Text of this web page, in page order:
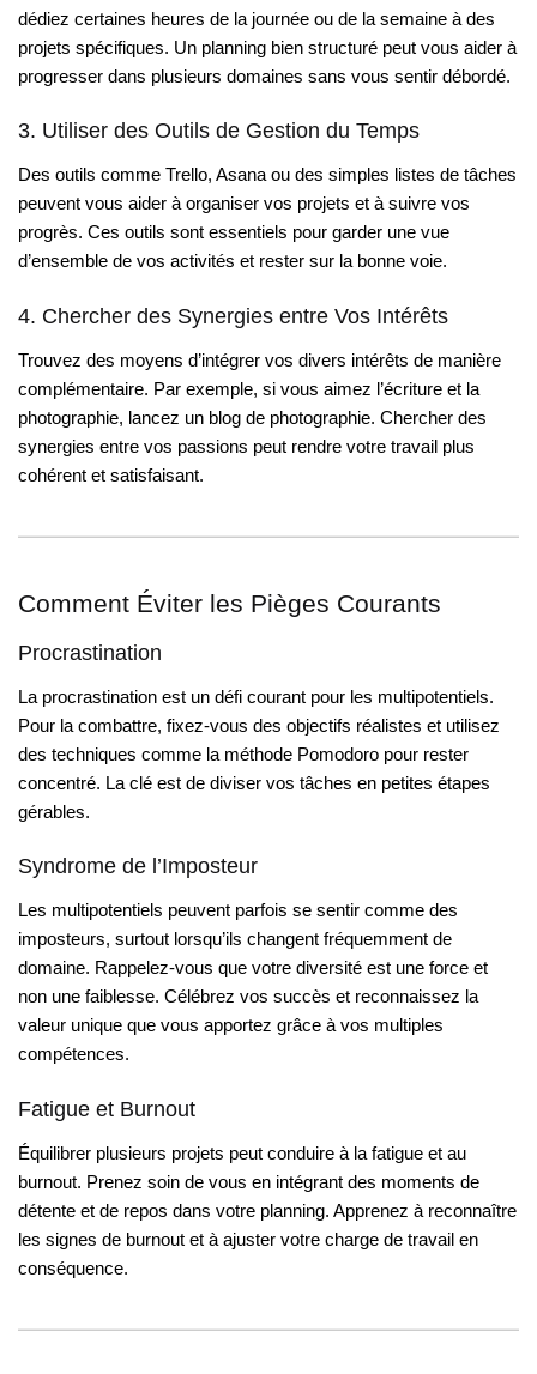
dédiez certaines heures de la journée ou de la semaine à des
projets spécifiques. Un planning bien structuré peut vous aider à
progresser dans plusieurs domaines sans vous sentir débordé.
3. Utiliser des Outils de Gestion du Temps
Des outils comme Trello, Asana ou des simples listes de tâches
peuvent vous aider à organiser vos projets et à suivre vos
progrès. Ces outils sont essentiels pour garder une vue
d’ensemble de vos activités et rester sur la bonne voie.
4. Chercher des Synergies entre Vos Intérêts
Trouvez des moyens d’intégrer vos divers intérêts de manière
complémentaire. Par exemple, si vous aimez l’écriture et la
photographie, lancez un blog de photographie. Chercher des
synergies entre vos passions peut rendre votre travail plus
cohérent et satisfaisant.
Comment Éviter les Pièges Courants
Procrastination
La procrastination est un défi courant pour les multipotentiels.
Pour la combattre, fixez-vous des objectifs réalistes et utilisez
des techniques comme la méthode Pomodoro pour rester
concentré. La clé est de diviser vos tâches en petites étapes
gérables.
Syndrome de l’Imposteur
Les multipotentiels peuvent parfois se sentir comme des
imposteurs, surtout lorsqu’ils changent fréquemment de
domaine. Rappelez-vous que votre diversité est une force et
non une faiblesse. Célébrez vos succès et reconnaissez la
valeur unique que vous apportez grâce à vos multiples
compétences.
Fatigue et Burnout
Équilibrer plusieurs projets peut conduire à la fatigue et au
burnout. Prenez soin de vous en intégrant des moments de
détente et de repos dans votre planning. Apprenez à reconnaître
les signes de burnout et à ajuster votre charge de travail en
conséquence.